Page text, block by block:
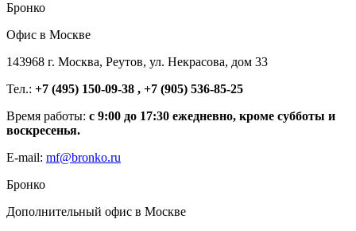
Бронко
Офис в Москве
143968 г. Москва, Реутов, ул. Некрасова, дом 33
Тел.: +7 (495) 150-09-38 , +7 (905) 536-85-25
Время работы: с 9:00 до 17:30 ежедневно, кроме субботы и
воскресенья.
E-mail: mf@bronko.ru
Бронко
Дополнительный офис в Москве